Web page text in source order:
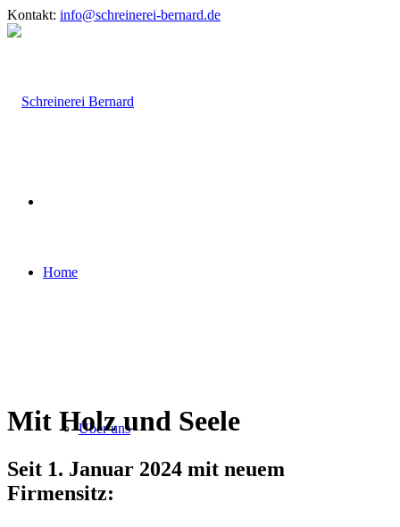
Kontakt: info@schreinerei-bernard.de
Home
Über uns
Mit Holz und Seele
Seit 1. Januar 2024 mit neuem
Firmensitz: